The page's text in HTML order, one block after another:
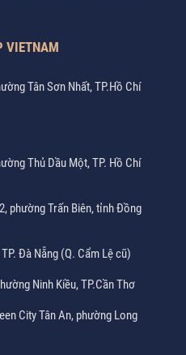
VIETNAM
Tân Sơn Nhất, TP.Hồ Chí
Thủ Dầu Một, TP. Hồ Chí
phường Trấn Biên, tỉnh Đồng
Đà Nẵng (Q. Cẩm Lệ cũ)
Ninh Kiều, TP.Cần Thơ
City Tân An, phường Long